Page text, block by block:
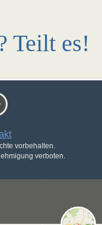
Teilt es!
vorbehalten.
verboten.